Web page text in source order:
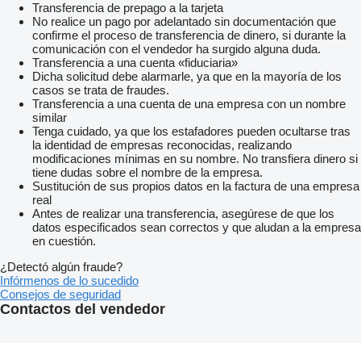
Transferencia de prepago a la tarjeta
No realice un pago por adelantado sin documentación que
confirme el proceso de transferencia de dinero, si durante la
comunicación con el vendedor ha surgido alguna duda.
Transferencia a una cuenta «fiduciaria»
Dicha solicitud debe alarmarle, ya que en la mayoría de los
casos se trata de fraudes.
Transferencia a una cuenta de una empresa con un nombre
similar
Tenga cuidado, ya que los estafadores pueden ocultarse tras
la identidad de empresas reconocidas, realizando
modificaciones mínimas en su nombre. No transfiera dinero si
tiene dudas sobre el nombre de la empresa.
Sustitución de sus propios datos en la factura de una empresa
real
Antes de realizar una transferencia, asegúrese de que los
datos especificados sean correctos y que aludan a la empresa
en cuestión.
¿Detectó algún fraude?
Infórmenos de lo sucedido
Consejos de seguridad
Contactos del vendedor